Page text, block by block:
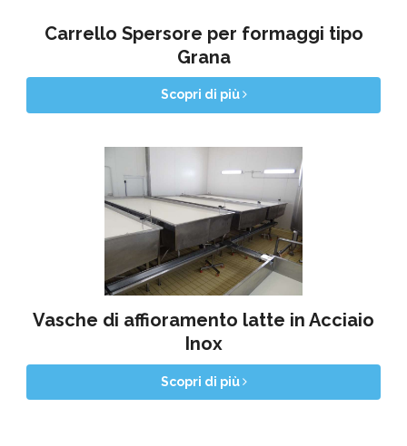
Carrello Spersore per formaggi tipo
Grana
Scopri di più
Vasche di affioramento latte in Acciaio
Inox
Scopri di più